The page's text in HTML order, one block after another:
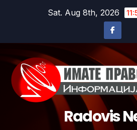
Sat. Aug 8th, 2026
Radovis